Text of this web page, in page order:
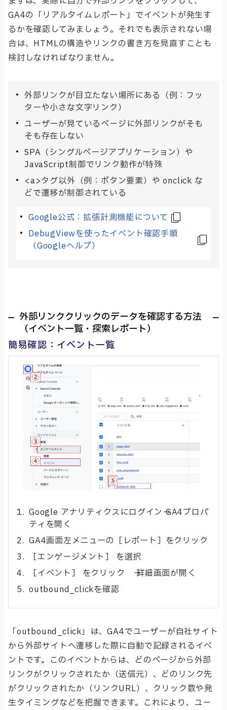
GA4の「リアルタイムレポート」でイベントが発生す
るかを確認してみましょう。それでも表示されない場
合は、HTMLの構造やリンクの書き方を見直すことも
検討しなければなりません。
外部リンクが目立たない場所にある（例：フッ
ターや小さな文字リンク）
ユーザーが見ているページに外部リンクがそも
そも存在しない
SPA（シングルページアプリケーション）や
JavaScript制御でリンク動作が特殊
<a>タグ以外（例：ボタン要素）や onclick な
どで遷移が制御されている
Google公式：拡張計測機能について
DebugViewを使ったイベント確認手順
（Googleヘルプ）
外部リンククリックのデータを確認する方法
（イベント一覧・探索レポート）
簡易確認：イベント一覧
Google アナリティクスにログイン→ GA4プロパ
ティを開く
GA4画面左メニューの［レポート］をクリック
［エンゲージメント］ を選択
［イベント］ をクリック → 詳細画面が開く
outbound_clickを確認
「outbound_click」は、GA4でユーザーが自社サイト
から外部サイトへ遷移した際に自動で記録されるイベ
ントです。このイベントからは、どのページから外部
リンクがクリックされたか（送信元）、どのリンク先
がクリックされたか（リンクURL）、クリック数や発
生タイミングなどを把握できます。これにより、ユー